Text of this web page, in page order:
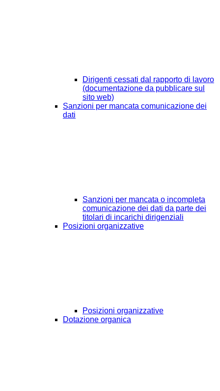
Dirigenti cessati dal rapporto di lavoro
(documentazione da pubblicare sul
sito web)
Sanzioni per mancata comunicazione dei
dati
Sanzioni per mancata o incompleta
comunicazione dei dati da parte dei
titolari di incarichi dirigenziali
Posizioni organizzative
Posizioni organizzative
Dotazione organica